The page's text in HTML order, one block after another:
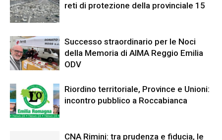
reti di protezione della provinciale 15
Successo straordinario per le Noci
della Memoria di AIMA Reggio Emilia
ODV
Riordino territoriale, Province e Unioni:
incontro pubblico a Roccabianca
CNA Rimini: tra prudenza e fiducia, le